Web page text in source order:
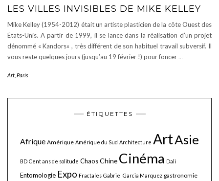
LES VILLES INVISIBLES DE MIKE KELLEY
Mike Kelley (1954-2012) était un artiste plasticien de la côte Ouest des
États-Unis. A partir de 1999, il se lance dans la réalisation d’un projet
dénommé « Kandors« , très différent de son habituel travail subversif. Il
vous reste quelques jours (jusqu’au 19 février !) pour foncer …
Art Paris
ÉTIQUETTES
Afrique Amérique Amérique du Sud Architecture ArtAsie
BD Cent ans de solitude ChaosChine Cinéma Dali
Entomologie Expo Fractales Gabriel Garcia Marquez gastronomie